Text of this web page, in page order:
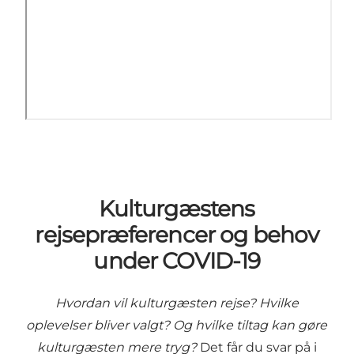
Kulturgæstens
rejsepræferencer og behov
under COVID-19
Hvordan vil kulturgæsten rejse? Hvilke
oplevelser bliver valgt? Og hvilke tiltag kan gøre
kulturgæsten mere tryg? Det får du svar på i